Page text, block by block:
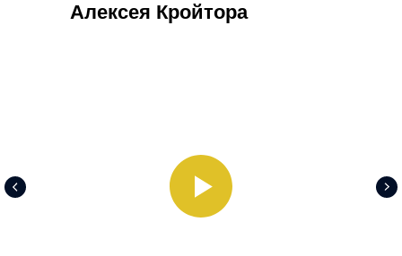
Алексея Кройтора